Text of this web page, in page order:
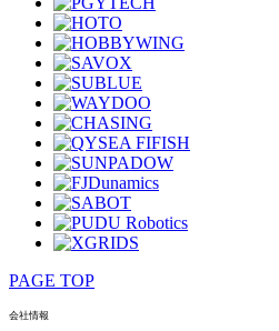
PAGE TOP
会社情報